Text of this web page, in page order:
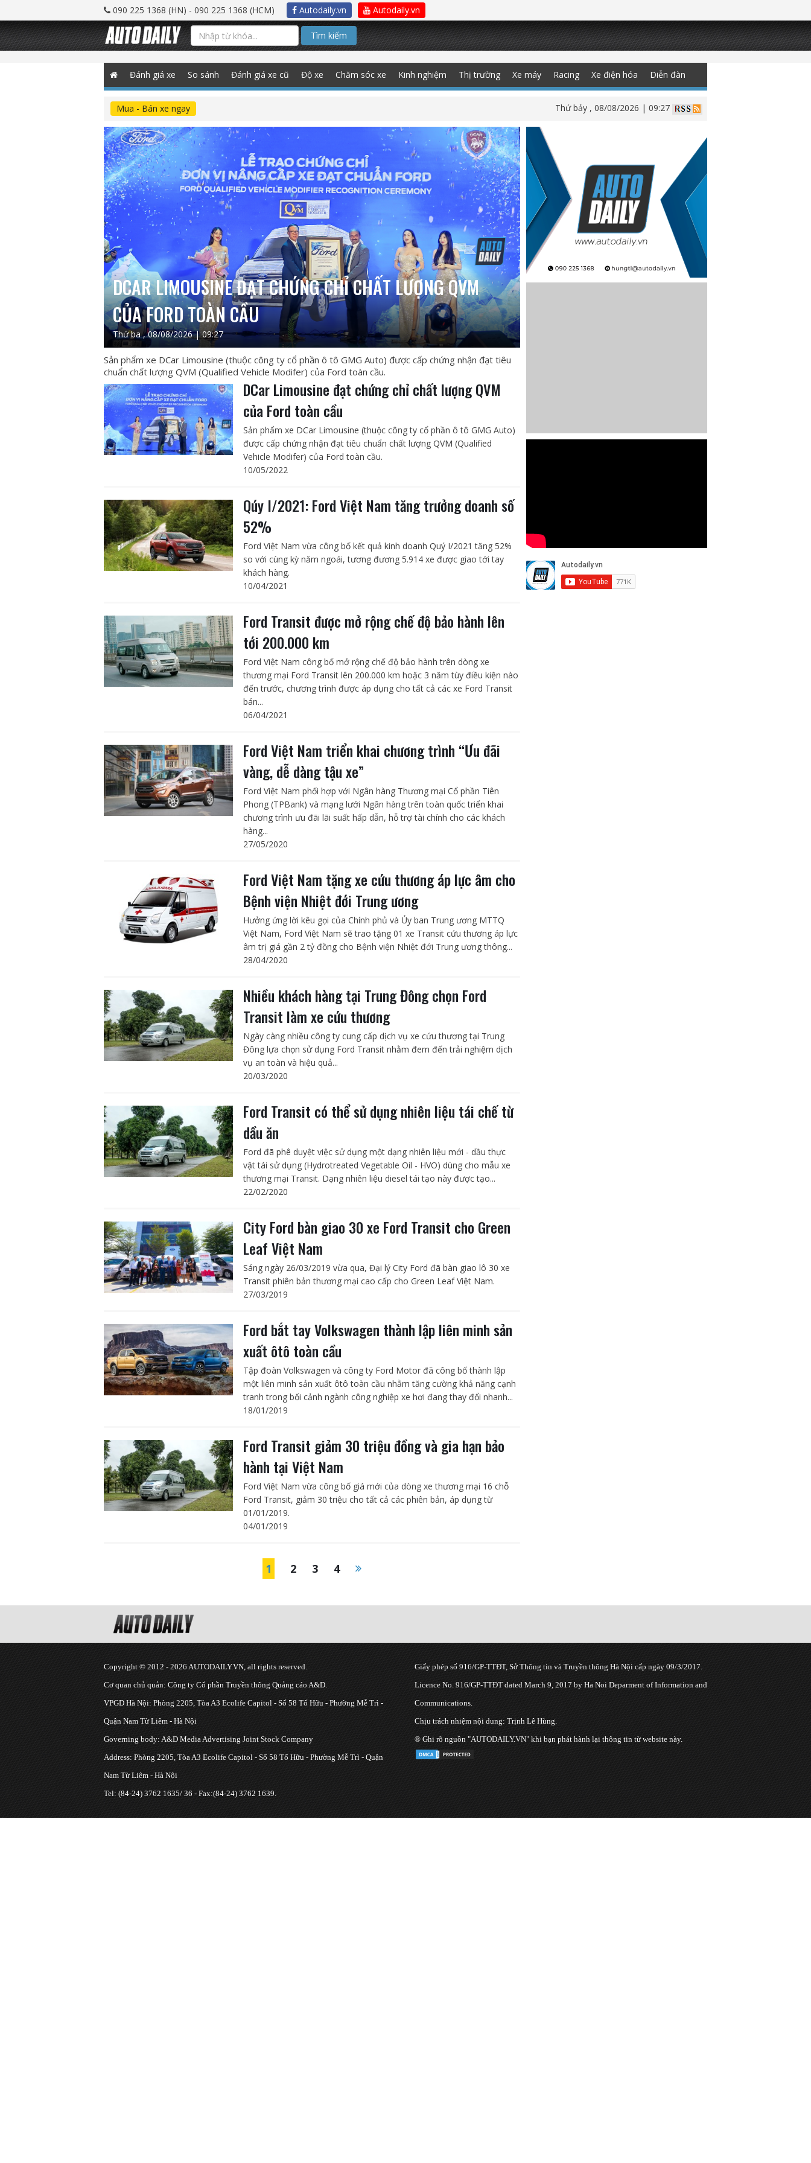
090 225 1368 (HN) - 090 225 1368 (HCM) Autodaily.vn Autodaily.vn
Tìm kiếm
Đánh giá xe So sánh Đánh giá xe cũ Độ xe Chăm sóc xe Kinh nghiệm Thị trường Xe máy Racing Xe điện hóa Diễn đàn
Mua - Bán xe ngay Thứ bảy , 08/08/2026 | 09:27
DCAR LIMOUSINE ĐẠT CHỨNG CHỈ CHẤT LƯỢNG QVM
CỦA FORD TOÀN CẦU
Thứ ba , 08/08/2026 | 09:27
Sản phẩm xe DCar Limousine (thuộc công ty cổ phần ô tô GMG Auto) được cấp chứng nhận đạt tiêu
chuẩn chất lượng QVM (Qualified Vehicle Modifer) của Ford toàn cầu.
DCar Limousine đạt chứng chỉ chất lượng QVM
của Ford toàn cầu
Sản phẩm xe DCar Limousine (thuộc công ty cổ phần ô tô GMG Auto)
được cấp chứng nhận đạt tiêu chuẩn chất lượng QVM (Qualified
Vehicle Modifer) của Ford toàn cầu.
10/05/2022
Qúy I/2021: Ford Việt Nam tăng trưởng doanh số
52%
Ford Việt Nam vừa công bố kết quả kinh doanh Quý I/2021 tăng 52%
so với cùng kỳ năm ngoái, tương đương 5.914 xe được giao tới tay
khách hàng.
10/04/2021
Ford Transit được mở rộng chế độ bảo hành lên
tới 200.000 km
Ford Việt Nam công bố mở rộng chế độ bảo hành trên dòng xe
thương mại Ford Transit lên 200.000 km hoặc 3 năm tùy điều kiện nào
đến trước, chương trình được áp dụng cho tất cả các xe Ford Transit
bán...
06/04/2021
Ford Việt Nam triển khai chương trình “Ưu đãi
vàng, dễ dàng tậu xe”
Ford Việt Nam phối hợp với Ngân hàng Thương mại Cổ phần Tiên
Phong (TPBank) và mạng lưới Ngân hàng trên toàn quốc triển khai
chương trình ưu đãi lãi suất hấp dẫn, hỗ trợ tài chính cho các khách
hàng...
27/05/2020
Ford Việt Nam tặng xe cứu thương áp lực âm cho
Bệnh viện Nhiệt đới Trung ương
Hưởng ứng lời kêu gọi của Chính phủ và Ủy ban Trung ương MTTQ
Việt Nam, Ford Việt Nam sẽ trao tặng 01 xe Transit cứu thương áp lực
âm trị giá gần 2 tỷ đồng cho Bệnh viện Nhiệt đới Trung ương thông...
28/04/2020
Nhiều khách hàng tại Trung Đông chọn Ford
Transit làm xe cứu thương
Ngày càng nhiều công ty cung cấp dịch vụ xe cứu thương tại Trung
Đông lựa chọn sử dụng Ford Transit nhằm đem đến trải nghiệm dịch
vụ an toàn và hiệu quả...
20/03/2020
Ford Transit có thể sử dụng nhiên liệu tái chế từ
dầu ăn
Ford đã phê duyệt việc sử dụng một dạng nhiên liệu mới - dầu thực
vật tái sử dụng (Hydrotreated Vegetable Oil - HVO) dùng cho mẫu xe
thương mại Transit. Dạng nhiên liệu diesel tái tạo này được tạo...
22/02/2020
City Ford bàn giao 30 xe Ford Transit cho Green
Leaf Việt Nam
Sáng ngày 26/03/2019 vừa qua, Đại lý City Ford đã bàn giao lô 30 xe
Transit phiên bản thương mại cao cấp cho Green Leaf Việt Nam.
27/03/2019
Ford bắt tay Volkswagen thành lập liên minh sản
xuất ôtô toàn cầu
Tập đoàn Volkswagen và công ty Ford Motor đã công bố thành lập
một liên minh sản xuất ôtô toàn cầu nhằm tăng cường khả năng cạnh
tranh trong bối cảnh ngành công nghiệp xe hơi đang thay đổi nhanh...
18/01/2019
Ford Transit giảm 30 triệu đồng và gia hạn bảo
hành tại Việt Nam
Ford Việt Nam vừa công bố giá mới của dòng xe thương mại 16 chỗ
Ford Transit, giảm 30 triệu cho tất cả các phiên bản, áp dụng từ
01/01/2019.
04/01/2019
1 2 3 4
Copyright © 2012 - 2026 AUTODAILY.VN, all rights reserved.
Cơ quan chủ quản: Công ty Cổ phần Truyền thông Quảng cáo A&D.
VPGD Hà Nội: Phòng 2205, Tòa A3 Ecolife Capitol - Số 58 Tố Hữu - Phường Mễ Trì -
Quận Nam Từ Liêm - Hà Nội
Governing body: A&D Media Advertising Joint Stock Company
Address: Phòng 2205, Tòa A3 Ecolife Capitol - Số 58 Tố Hữu - Phường Mễ Trì - Quận
Nam Từ Liêm - Hà Nội
Tel: (84-24) 3762 1635/ 36 - Fax:(84-24) 3762 1639.
Giấy phép số 916/GP-TTĐT, Sở Thông tin và Truyền thông Hà Nội cấp ngày 09/3/2017.
Licence No. 916/GP-TTĐT dated March 9, 2017 by Ha Noi Deparment of Information and
Communications.
Chịu trách nhiệm nội dung: Trịnh Lê Hùng.
® Ghi rõ nguồn "AUTODAILY.VN" khi bạn phát hành lại thông tin từ website này.